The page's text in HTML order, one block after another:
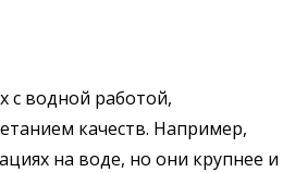
с водной работой,
качеств. Например,
на воде, но они крупнее и